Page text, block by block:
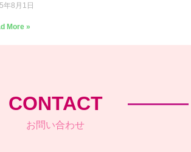
年8月1日
More »
CONTACT
お問い合わせ